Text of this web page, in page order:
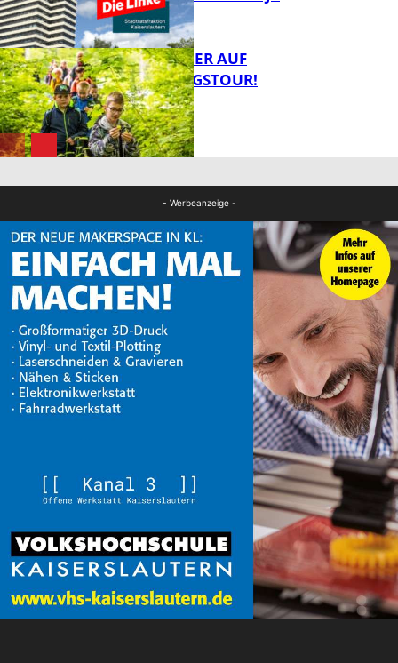
FB News
MIT DEM JÄGER AUF
ENTDECKUNGSTOUR!
- Werbeanzeige -